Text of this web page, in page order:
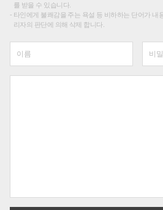
를 받을 수 있습니다.
타인에게 불쾌감을 주는 욕설 등 비하하는 단어가 내
리자의 판단에 의해 삭제 합니다.